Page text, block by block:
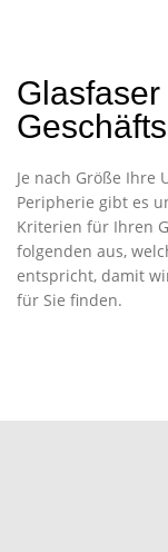
Je nach Größe
Peripherie gibt es
Kriterien für Ihren
folgenden aus,
entspricht, damit
für Sie finden.